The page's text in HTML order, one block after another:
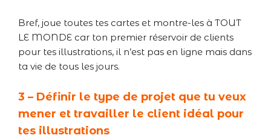
Bref, joue toutes tes cartes et montre-les à TOUT
LE MONDE car ton premier réservoir de clients
pour tes illustrations, il n’est pas en ligne mais dans
ta vie de tous les jours.
3 – Définir le type de projet que tu veux
mener et travailler le client idéal pour
tes illustrations